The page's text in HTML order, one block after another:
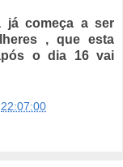
já começa a ser
, que esta
o dia 16 vai
22:07:00